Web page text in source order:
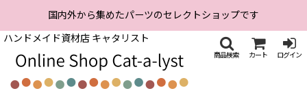
国内外から集めたパーツのセレクトショップです
ハンドメイド資材店 キャタリスト
商品検索 カート ログイン